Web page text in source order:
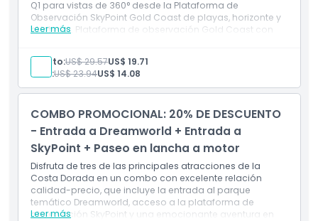
Q1 para vistas de 360° desde la Plataforma de
Observación SkyPoint Gold Coast de playas, horizonte y
el interior. Plataforma de observación Gold Coast con
Bistro. Experiencia perfecta para familias en la
Plataforma de Observación SkyPoint Gold Coast en
Surfers Paradise.​
Leer más
Incluye
Gold Coast para 2 adultos + 2 niños​
Acceso a vistas panorámicas de 360° desde los
niveles 77-78​
Adulto:US$ 29.57US$ 19.71
Niño:US$ 23.94US$ 14.08
COMBO PROMOCIONAL: 20% DE DESCUENTO
- Entrada a Dreamworld + Entrada a
SkyPoint + Paseo en lancha a motor
Disfruta de tres de las principales atracciones de la
Costa Dorada en un combo con excelente relación
calidad-precio, que incluye la entrada al parque
temático Dreamworld, acceso a la plataforma de
observación SkyPoint y una emocionante aventura en
Leer más